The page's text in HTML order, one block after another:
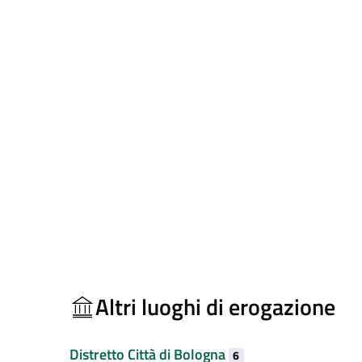
Altri luoghi di erogazione
Distretto Città di Bologna 6